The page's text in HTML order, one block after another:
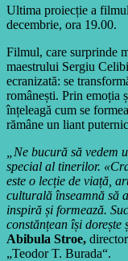
Ultima proiecție a
decembrie, ora 19.00.
Filmul, care surprinde
maestrului Sergiu
ecranizată: se
românești. Prin emoția
înțeleagă cum se
rămâne un liant
„Ne bucură să
special al tinerilor.
este o lecție de viață,
culturală înseamnă să
inspiră și formează.
constănțean își dorește
Abibula Stroe,
„Teodor T. Burada“.